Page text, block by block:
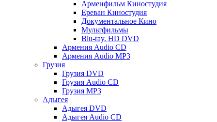
Арменфильм Киностудия
Ереван Киностудия
Документальное Кино
Мультфильмы
Blu-ray. HD DVD
Армения Audio CD
Армения Audio MP3
Грузия
Грузия DVD
Грузия Audio CD
Грузия MP3
Адыгея
Адыгея DVD
Адыгея Audio CD